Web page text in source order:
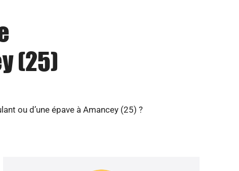
(25)
ou d’une épave à Amancey (25) ?